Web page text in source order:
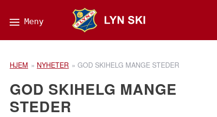
HJEM » NYHETER » GOD SKIHELG MANGE STEDER
GOD SKIHELG MANGE
STEDER